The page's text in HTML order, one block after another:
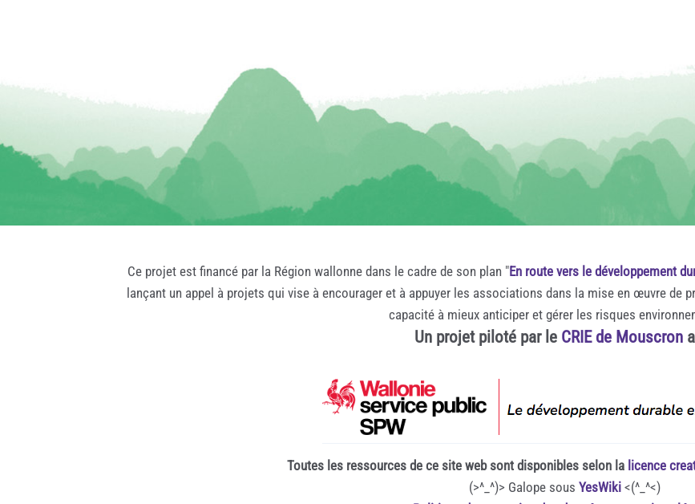
Ce projet est financé par la Région wallonne dans le cadre de son plan "En route vers le développement
lançant un appel à projets qui vise à encourager et à appuyer les associations dans la mise en œuvre de
capacité à mieux anticiper et gérer les risques
Un projet piloté par le CRIE de Mouscron
Toutes les ressources de ce site web sont disponibles selon la licence
(>^_^)> Galope sous YesWiki<(^_^<)